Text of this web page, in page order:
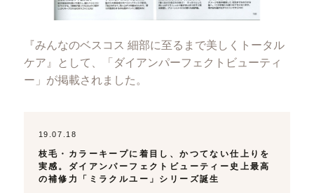
『みんなのベスコス 細部に至るまで美しくトータル
ケア』として、「ダイアンパーフェクトビューティ
ー」が掲載されました。
19.07.18
枝毛・カラーキープに着目し、かつてない仕上りを
実感。ダイアンパーフェクトビューティー史上最高
の補修力「ミラクルユー」シリーズ誕生